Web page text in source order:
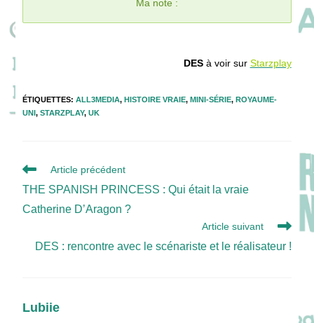
Ma note :
DESà voir sur Starzplay
ÉTIQUETTES:ALL3MEDIA, HISTOIRE VRAIE, MINI-SÉRIE, ROYAUME-
UNI, STARZPLAY, UK
Read
articles
Article précédent
THE SPANISH PRINCESS : Qui était la vraie
Catherine D’Aragon ?
Article suivant
DES : rencontre avec le scénariste et le réalisateur !
Lubiie